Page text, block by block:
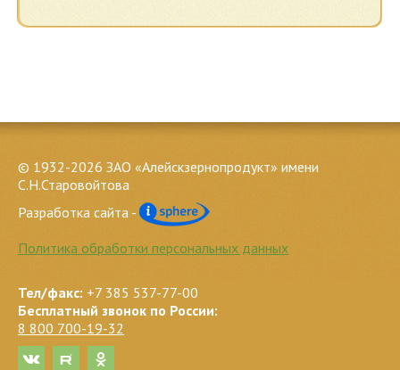
© 1932-2026 ЗАО «Алейскзернопродукт» имени
С.Н.Старовойтова
Разработка сайта -
Политика обработки персональных данных
Тел/факс: +7 385 537-77-00
Бесплатный звонок по России:
8 800 700-19-32